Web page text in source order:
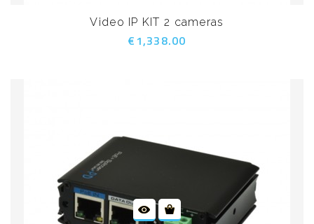
Video IP KIT 2 cameras
€1,338.00